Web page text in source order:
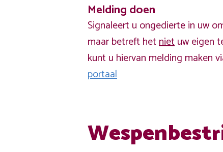
Melding doen
Signaleert u ongedierte in uw
maar betreft hetnietuw eigen
kunt u hiervan melding maken
portaal